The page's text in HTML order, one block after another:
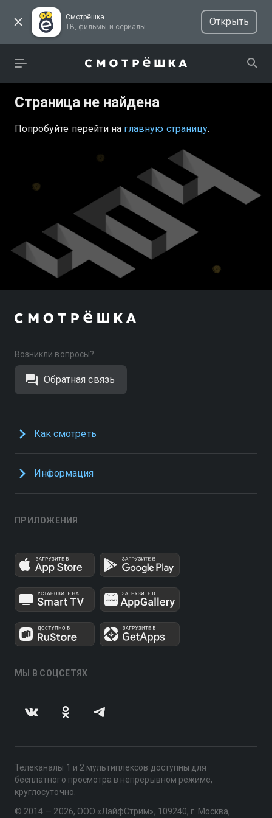
Смотрёшка
ТВ, фильмы и сериалы
Открыть
Страница не найдена
Попробуйте перейти на главную страницу.
Возникли вопросы?
Обратная связь
Как смотреть
Информация
ПРИЛОЖЕНИЯ
МЫ В СОЦСЕТЯХ
Телеканалы 1 и 2 мультиплексов доступны для
бесплатного просмотра в непрерывном режиме,
круглосуточно.
© 2014 — 2026, ООО «ЛайфСтрим», 109240, г. Москва,